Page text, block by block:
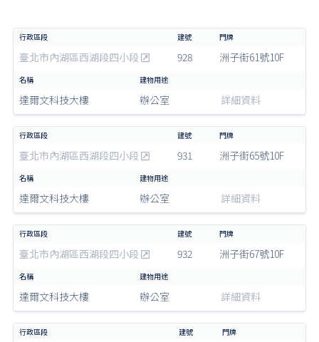
臺北市內湖區西湖段四小段 928 洲子街61號10F
達爾文科技大樓 辦公室 詳細資料
臺北市內湖區西湖段四小段 931 洲子街65號10F
達爾文科技大樓 辦公室 詳細資料
臺北市內湖區西湖段四小段 932 洲子街67號10F
達爾文科技大樓 辦公室 詳細資料